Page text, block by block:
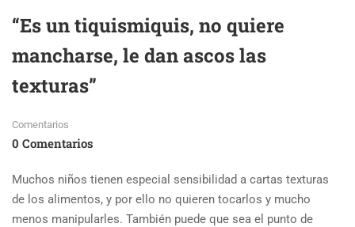
“Es un tiquismiquis, no quiere
mancharse, le dan ascos las
texturas”
Comentarios
0 Comentarios
Muchos niños tienen especial sensibilidad a cartas texturas
de los alimentos, y por ello no quieren tocarlos y mucho
menos manipularles. También puede que sea el punto de